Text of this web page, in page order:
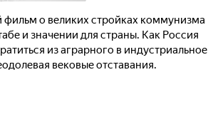
о великих стройках коммунизма
и значении для страны. Как Россия
из аграрного в индустриальное
вековые отставания.